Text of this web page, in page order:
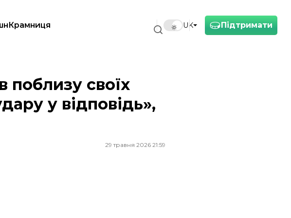
Підтримати
UK
Крамниця
якщо нападуть США — Reuters
поблизу своїх
у відповідь»,
29 травня 2026 21:59